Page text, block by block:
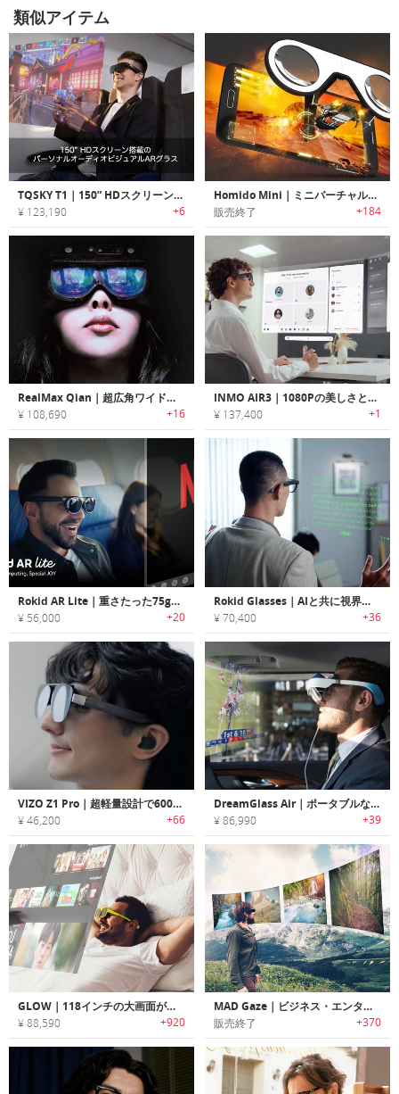
類似アイテム
TQSKY T1｜150” HDスクリーン搭載のパーソナルオーディオビジュアルARグラス
¥ 123,190 +6
Homido Mini｜ミニバーチャルリアリティーグラス「ホミドミニ」
販売終了 +184
RealMax Qian｜超広角ワイドディスプレイ搭載ARヘッドセット「リアルマックスチャン」
¥ 108,690 +16
INMO AIR3｜1080Pの美しさと臨場感をまとうスマートARグラス
¥ 137,400 +1
Rokid AR Lite｜重さたった75gのARスマートグラス
¥ 56,000 +20
Rokid Glasses｜AIと共に視界を進化。超軽量ARスマートグラス
¥ 70,400 +36
VIZO Z1 Pro｜超軽量設計で6000ニッツをサポートするVR対応ARグラス
¥ 46,200 +66
DreamGlass Air｜ポータブルなARプライベートシアターグラス「ドリームグラスエア」
¥ 86,990 +39
GLOW｜118インチの大画面が楽しめるARスマートサングラス「グロウ」
¥ 88,590 +920
MAD Gaze｜ビジネス・エンターテイメントで利用可能なスマートARサングラス「マッドゲーズ」
販売終了 +370